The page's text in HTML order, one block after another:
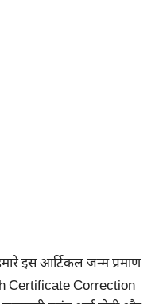
इस आर्टिकल जन्म प्रमाण
Certificate Correction